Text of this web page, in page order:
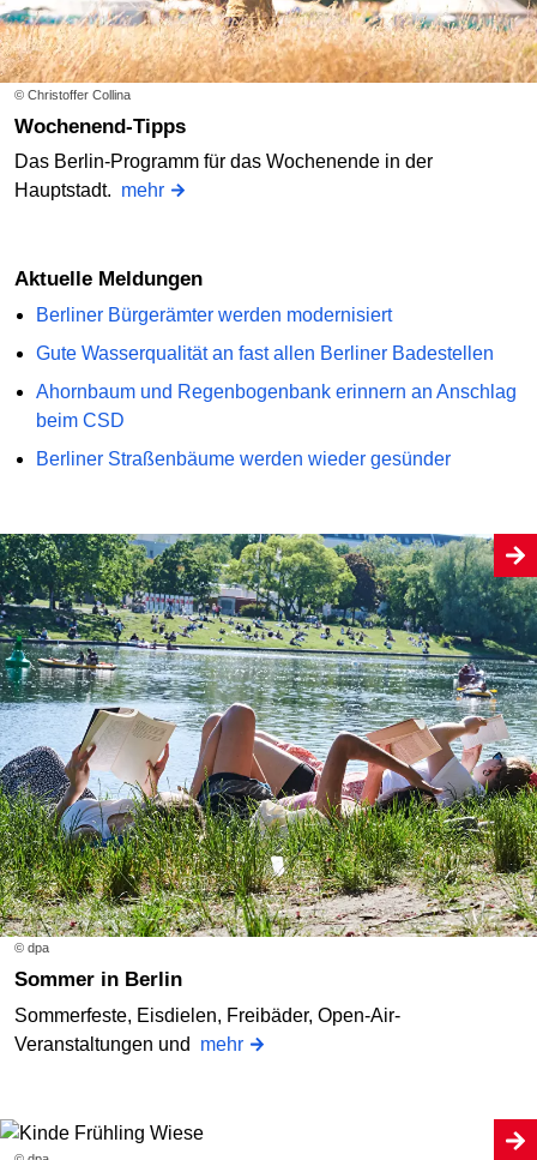
© Christoffer Collina
Wochenend-Tipps
Das Berlin-Programm für das Wochenende in der
Hauptstadt. mehr
Aktuelle Meldungen
Berliner Bürgerämter werden modernisiert
Gute Wasserqualität an fast allen Berliner Badestellen
Ahornbaum und Regenbogenbank erinnern an Anschlag
beim CSD
Berliner Straßenbäume werden wieder gesünder
© dpa
Sommer in Berlin
Sommerfeste, Eisdielen, Freibäder, Open-Air-
Veranstaltungen und mehr